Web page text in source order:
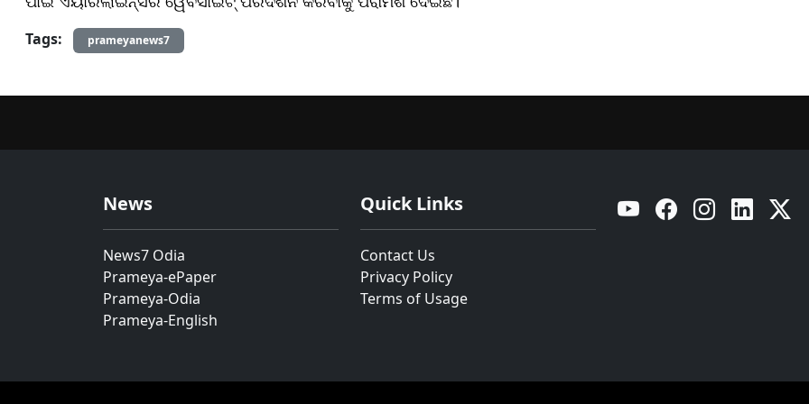
Tags: prameyanews7
News
News7 Odia
Prameya-ePaper
Prameya-Odia
Prameya-English
Quick Links
Contact Us
Privacy Policy
Terms of Usage
YouTube Facebook Instagram